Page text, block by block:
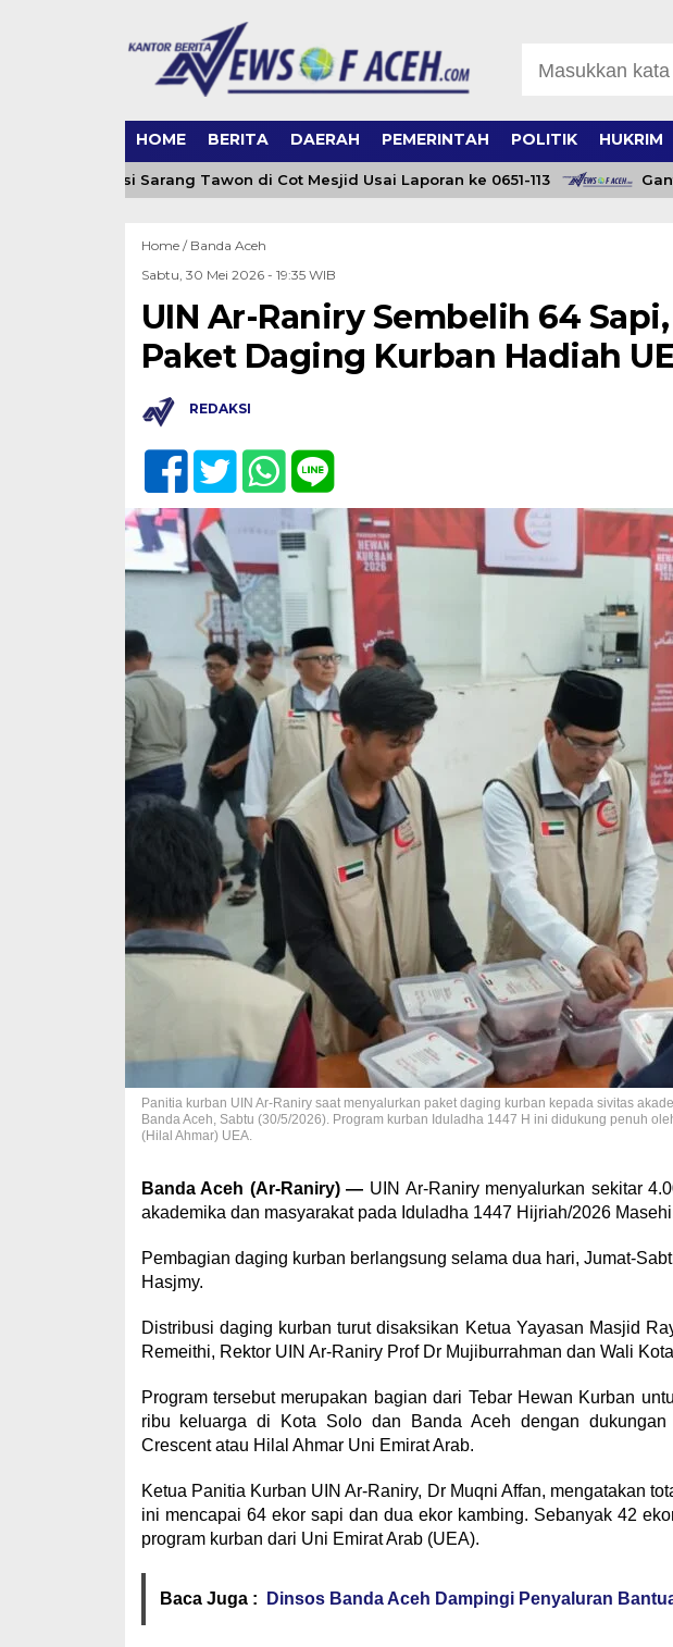
HOME BERITA DAERAH PEMERINTAH POLITIK HUKRIM
Evakuasi Sarang Tawon di Cot Mesjid Usai Laporan ke 0651-113 Ganti
Home / Banda Aceh
Sabtu, 30 Mei 2026 - 19:35 WIB
UIN Ar-Raniry Sembelih 64
Paket Daging Kurban Hadiah
REDAKSI
Panitia kurban UIN Ar-Raniry saat menyalurkan paket daging kurban kepada sivitas
Banda Aceh, Sabtu (30/5/2026). Program kurban Iduladha 1447 H ini didukung penuh
(Hilal Ahmar) UEA.
Banda Aceh (Ar-Raniry) — UIN Ar-Raniry menyalurkan sekitar
akademika dan masyarakat pada Iduladha 1447 Hijriah/2026
Pembagian daging kurban berlangsung selama dua hari, Jumat-
Hasjmy.
Distribusi daging kurban turut disaksikan Ketua Yayasan Masjid
Remeithi, Rektor UIN Ar-Raniry Prof Dr Mujiburrahman dan Wali
Program tersebut merupakan bagian dari Tebar Hewan Kurban
ribu keluarga di Kota Solo dan Banda Aceh dengan dukungan
Crescent atau Hilal Ahmar Uni Emirat Arab.
Ketua Panitia Kurban UIN Ar-Raniry, Dr Muqni Affan, mengatakan
ini mencapai 64 ekor sapi dan dua ekor kambing. Sebanyak 42
program kurban dari Uni Emirat Arab (UEA).
Baca Juga : Dinsos Banda Aceh Dampingi Penyaluran